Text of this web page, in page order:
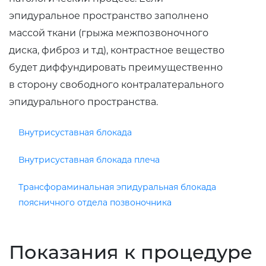
эпидуральное пространство заполнено
массой ткани (грыжа межпозвоночного
диска, фиброз и т.д), контрастное вещество
будет диффундировать преимущественно
в сторону свободного контралатерального
эпидурального пространства.
Внутрисуставная блокада
Внутрисуставная блокада плеча
Трансфораминальная эпидуральная блокада
поясничного отдела позвоночника
Показания к процедуре